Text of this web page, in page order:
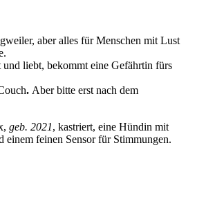
aber alles für Menschen mit Lust
liebt, bekommt eine Gefährtin fürs
. Aber bitte erst nach dem
geb. 2021, kastriert, eine Hündin mit
einem feinen Sensor für Stimmungen.